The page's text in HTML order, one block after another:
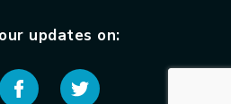
updates on: